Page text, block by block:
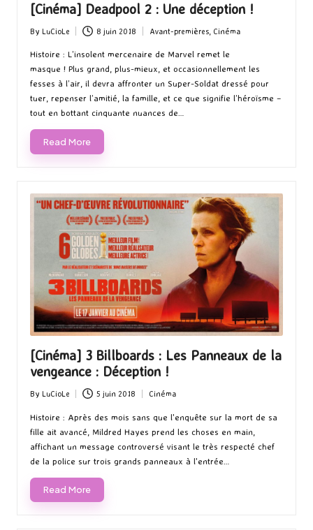
[Cinéma] Deadpool 2 : Une déception !
Posted
by
By LuCioLe 8 juin 2018
Posted
in
Avant-premières, Cinéma
Histoire : L’insolent mercenaire de Marvel remet le
masque ! Plus grand, plus-mieux, et occasionnellement les
fesses à l’air, il devra affronter un Super-Soldat dressé pour
tuer, repenser l’amitié, la famille, et ce que signifie l’héroïsme –
tout en bottant cinquante nuances de…
Read More
[Cinéma] 3 Billboards : Les Panneaux de la
vengeance : Déception !
Posted
by
By LuCioLe 5 juin 2018
Posted
in
Cinéma
Histoire : Après des mois sans que l'enquête sur la mort de sa
fille ait avancé, Mildred Hayes prend les choses en main,
affichant un message controversé visant le très respecté chef
de la police sur trois grands panneaux à l'entrée…
Read More